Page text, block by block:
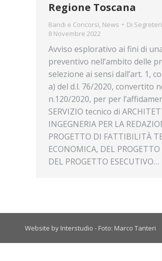
Regione Toscana
Bandi e Concorsi, News Di
8 Novembre 2022
Avviso esplorativo ai fini di
preventivo nell’ambito delle
selezione ai sensi dall’art. 1,
a) del d.l. 76/2020, convertito
n.120/2020, per per
SERVIZIO tecnico di
INGEGNERIA PER LA
PROGETTO DI FATTIBILITÀ
ECONOMICA, DEL
DEL PROGETTO ESECUTIVO…
Website by Interstudio - Foto: Marco Tanteri